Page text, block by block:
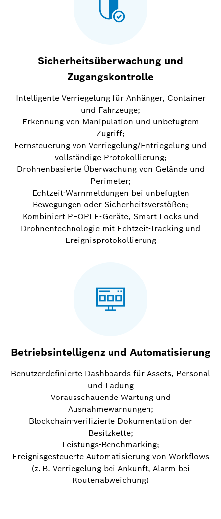
Sicherheitsüberwachung und
Zugangskontrolle
Intelligente Verriegelung für Anhänger, Container
und Fahrzeuge;
Erkennung von Manipulation und unbefugtem
Zugriff;
Fernsteuerung von Verriegelung/Entriegelung und
vollständige Protokollierung;
Drohnenbasierte Überwachung von Gelände und
Perimeter;
Echtzeit-Warnmeldungen bei unbefugten
Bewegungen oder Sicherheitsverstößen;
Kombiniert PEOPLE-Geräte, Smart Locks und
Drohnentechnologie mit Echtzeit-Tracking und
Ereignisprotokollierung
Betriebsintelligenz und Automatisierung
Benutzerdefinierte Dashboards für Assets, Personal
und Ladung
Vorausschauende Wartung und
Ausnahmewarnungen;
Blockchain-verifizierte Dokumentation der
Besitzkette;
Leistungs-Benchmarking;
Ereignisgesteuerte Automatisierung von Workflows
(z. B. Verriegelung bei Ankunft, Alarm bei
Routenabweichung)